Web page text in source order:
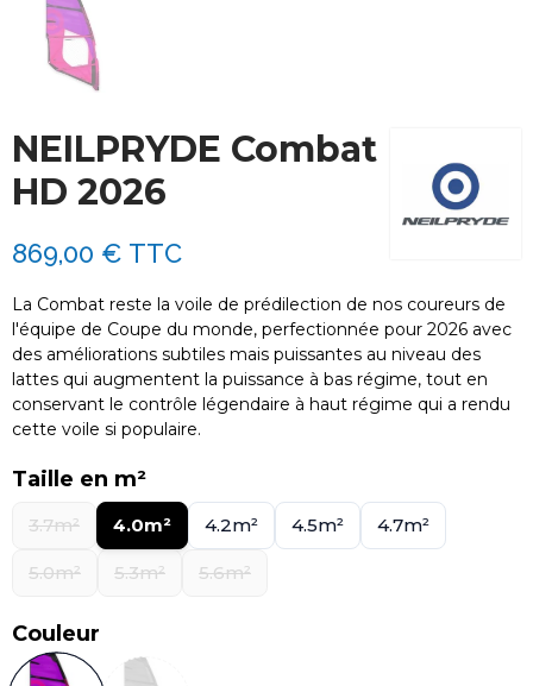
NEILPRYDE Combat
HD 2026
869,00 € TTC
La Combat reste la voile de prédilection de nos coureurs de
l'équipe de Coupe du monde, perfectionnée pour 2026 avec
des améliorations subtiles mais puissantes au niveau des
lattes qui augmentent la puissance à bas régime, tout en
conservant le contrôle légendaire à haut régime qui a rendu
cette voile si populaire.
Taille en m²
3.7m² 4.0m² 4.2m² 4.5m² 4.7m²
5.0m² 5.3m² 5.6m²
Couleur